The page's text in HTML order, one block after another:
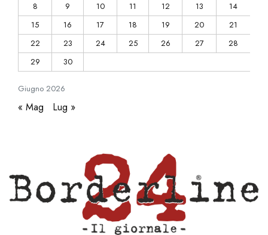
Giugno 2026
8
9 10 11 12 13
14
15
16 17 18 19 20
21
22
23 24 25 26 27
28
29
30
« Mag Lug »